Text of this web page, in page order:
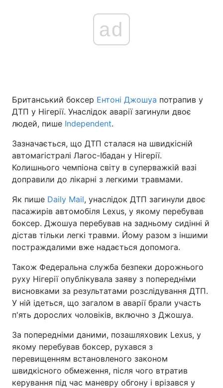
ad
Британський боксер Ентоні Джошуа потрапив у
ДТП у Нігерії. Унаслідок аварії загинули двоє
людей, пише Independent.
Зазначається, що ДТП сталася на швидкісній
автомагістралі Лагос-Ібадан у Нігерії.
Колишнього чемпіона світу в суперважкій вазі
доправили до лікарні з легкими травмами.
Як пише Daily Mail, унаслідок ДТП загинули двоє
пасажирів автомобіля Lexus, у якому перебував
боксер. Джошуа перебував на задньому сидінні й
дістав тільки легкі травми. Йому разом з іншими
постраждалими вже надається допомога.
Також Федеральна служба безпеки дорожнього
руху Нігерії опублікувала заяву з попередніми
висновками за результатами розслідування ДТП.
У ній ідеться, що загалом в аварії брали участь
п'ять дорослих чоловіків, включно з Джошуа.
За попередніми даними, позашляховик Lexus, у
якому перебував боксер, рухався з
перевищенням встановленого законом
швидкісного обмеження, після чого втратив
керування під час маневру обгону і врізався у